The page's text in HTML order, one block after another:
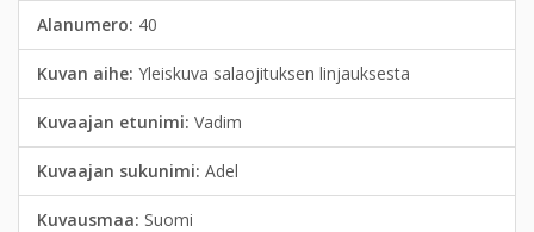
Alanumero: 40
Kuvan aihe: Yleiskuva salaojituksen linjauksesta
Kuvaajan etunimi: Vadim
Kuvaajan sukunimi: Adel
Kuvausmaa: Suomi